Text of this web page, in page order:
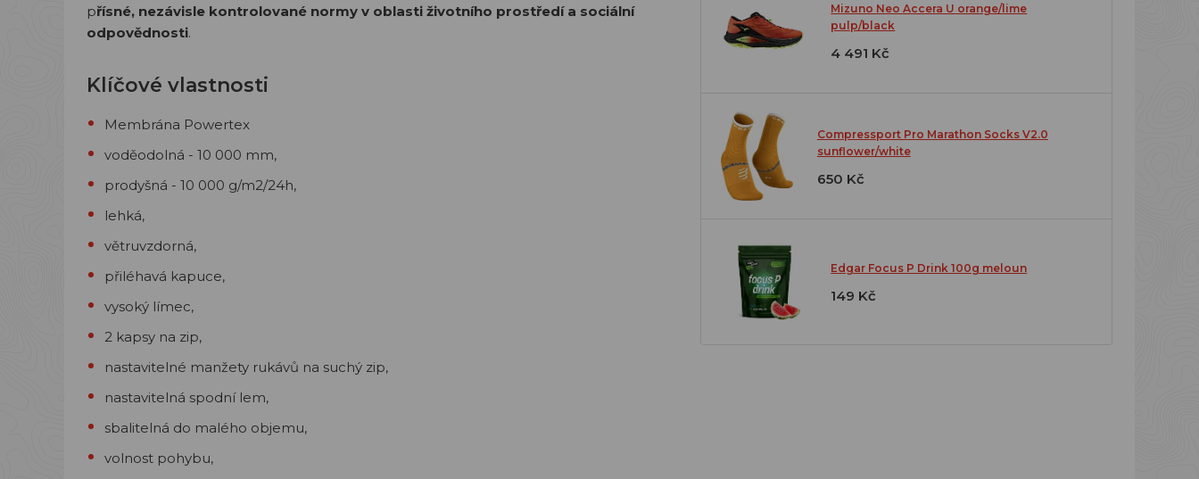
přísné, nezávisle kontrolované normy v oblasti životního prostředí a sociální
odpovědnosti.
Klíčové vlastnosti
Membrána Powertex
voděodolná - 10 000 mm,
prodyšná - 10 000 g/m2/24h,
lehká,
větruvzdorná,
přiléhavá kapuce,
vysoký límec,
2 kapsy na zip,
nastavitelné manžety rukávů na suchý zip,
nastavitelná spodní lem,
sbalitelná do malého objemu,
volnost pohybu,
Mizuno Neo Accera U orange/lime
pulp/black
4 491 Kč
Compressport Pro Marathon Socks V2.0
sunflower/white
650 Kč
Edgar Focus P Drink 100g meloun
149 Kč